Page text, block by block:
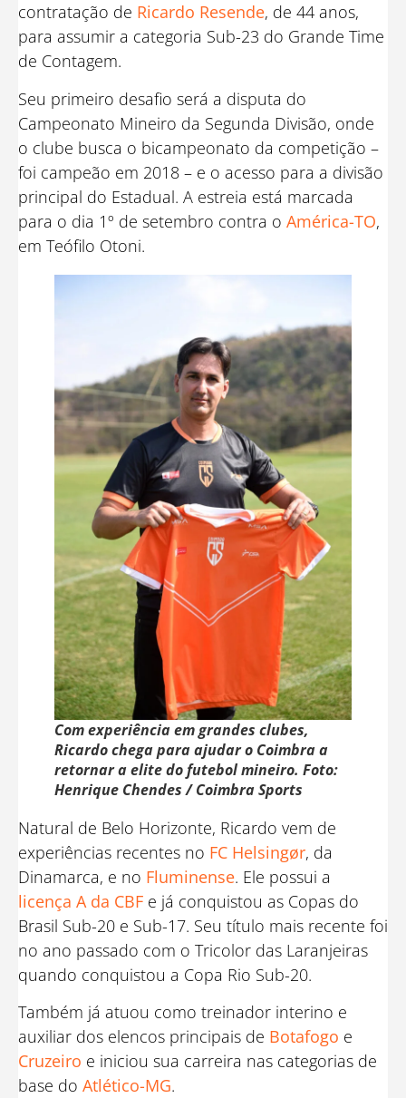
contratação de Ricardo Resende, de 44 anos,
para assumir a categoria Sub-23 do Grande Time
de Contagem.
Seu primeiro desafio será a disputa do
Campeonato Mineiro da Segunda Divisão, onde
o clube busca o bicampeonato da competição –
foi campeão em 2018 – e o acesso para a divisão
principal do Estadual. A estreia está marcada
para o dia 1º de setembro contra o América-TO,
em Teófilo Otoni.
Com experiência em grandes clubes,
Ricardo chega para ajudar o Coimbra a
retornar a elite do futebol mineiro. Foto:
Henrique Chendes / Coimbra Sports
Natural de Belo Horizonte, Ricardo vem de
experiências recentes no FC Helsingør, da
Dinamarca, e no Fluminense. Ele possui a
licença A da CBF e já conquistou as Copas do
Brasil Sub-20 e Sub-17. Seu título mais recente foi
no ano passado com o Tricolor das Laranjeiras
quando conquistou a Copa Rio Sub-20.
Também já atuou como treinador interino e
auxiliar dos elencos principais de Botafogo e
Cruzeiro e iniciou sua carreira nas categorias de
base do Atlético-MG.